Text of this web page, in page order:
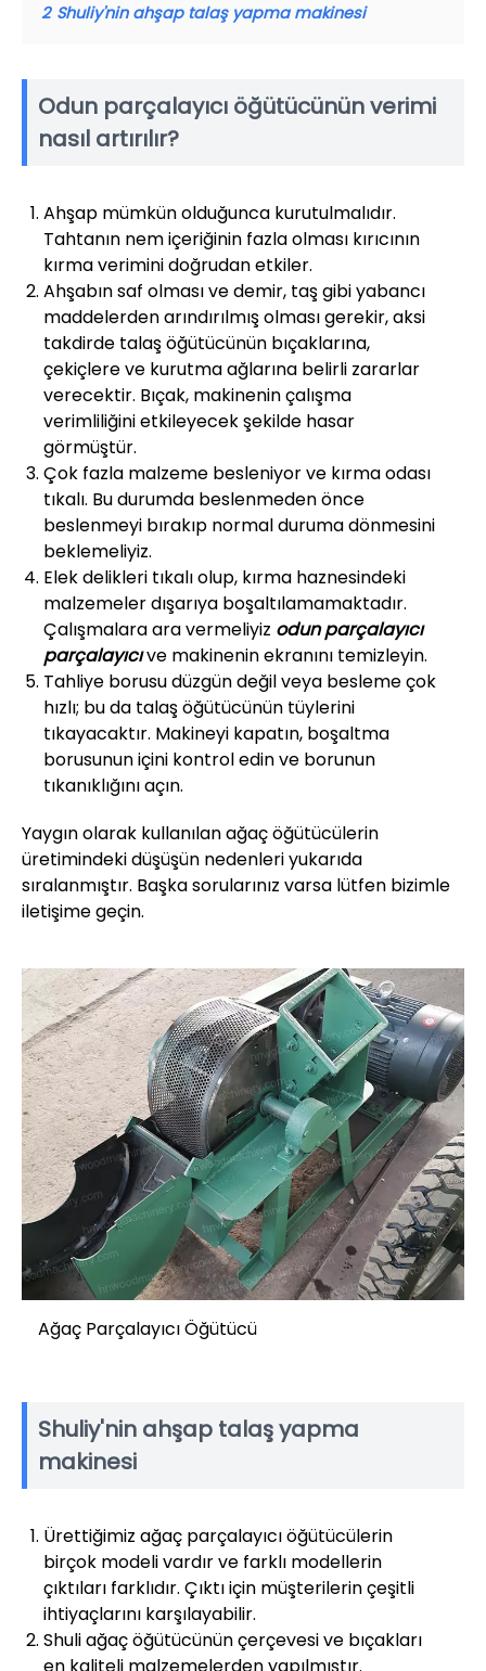
2 Shuliy'nin ahşap talaş yapma makinesi
Odun parçalayıcı öğütücünün verimi
nasıl artırılır?
Ahşap mümkün olduğunca kurutulmalıdır.
Tahtanın nem içeriğinin fazla olması kırıcının
kırma verimini doğrudan etkiler.
Ahşabın saf olması ve demir, taş gibi yabancı
maddelerden arındırılmış olması gerekir, aksi
takdirde talaş öğütücünün bıçaklarına,
çekiçlere ve kurutma ağlarına belirli zararlar
verecektir. Bıçak, makinenin çalışma
verimliliğini etkileyecek şekilde hasar
görmüştür.
Çok fazla malzeme besleniyor ve kırma odası
tıkalı. Bu durumda beslenmeden önce
beslenmeyi bırakıp normal duruma dönmesini
beklemeliyiz.
Elek delikleri tıkalı olup, kırma haznesindeki
malzemeler dışarıya boşaltılamamaktadır.
Çalışmalara ara vermeliyiz odun parçalayıcı
parçalayıcıve makinenin ekranını temizleyin.
Tahliye borusu düzgün değil veya besleme çok
hızlı; bu da talaş öğütücünün tüylerini
tıkayacaktır. Makineyi kapatın, boşaltma
borusunun içini kontrol edin ve borunun
tıkanıklığını açın.
Yaygın olarak kullanılan ağaç öğütücülerin
üretimindeki düşüşün nedenleri yukarıda
sıralanmıştır. Başka sorularınız varsa lütfen bizimle
iletişime geçin.
Ağaç Parçalayıcı Öğütücü
Shuliy'nin ahşap talaş yapma
makinesi
Ürettiğimiz ağaç parçalayıcı öğütücülerin
birçok modeli vardır ve farklı modellerin
çıktıları farklıdır. Çıktı için müşterilerin çeşitli
ihtiyaçlarını karşılayabilir.
Shuli ağaç öğütücünün çerçevesi ve bıçakları